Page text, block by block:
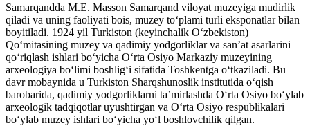
Samarqandda M.E. Masson Samarqand viloyat muzeyiga mudirlik
qiladi va uning faoliyati bois, muzey to‘plami turli eksponatlar bilan
boyitiladi. 1924 yil Turkiston (keyinchalik O‘zbekiston)
Qo‘mitasining muzey va qadimiy yodgorliklar va san’at asarlarini
qo‘riqlash ishlari bo‘yicha O‘rta Osiyo Markaziy muzeyining
arxeologiya bo‘limi boshlig‘i sifatida Toshkentga o‘tkaziladi. Bu
davr mobaynida u Turkiston Sharqshunoslik institutida o‘qish
barobarida, qadimiy yodgorliklarni ta’mirlashda O‘rta Osiyo bo‘ylab
arxeologik tadqiqotlar uyushtirgan va O‘rta Osiyo respublikalari
bo‘ylab muzey ishlari bo‘yicha yo‘l boshlovchilik qilgan.